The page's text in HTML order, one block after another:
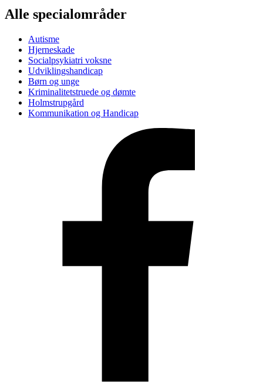
Alle specialområder
Autisme
Hjerneskade
Socialpsykiatri voksne
Udviklingshandicap
Børn og unge
Kriminalitetstruede og dømte
Holmstrupgård
Kommunikation og Handicap